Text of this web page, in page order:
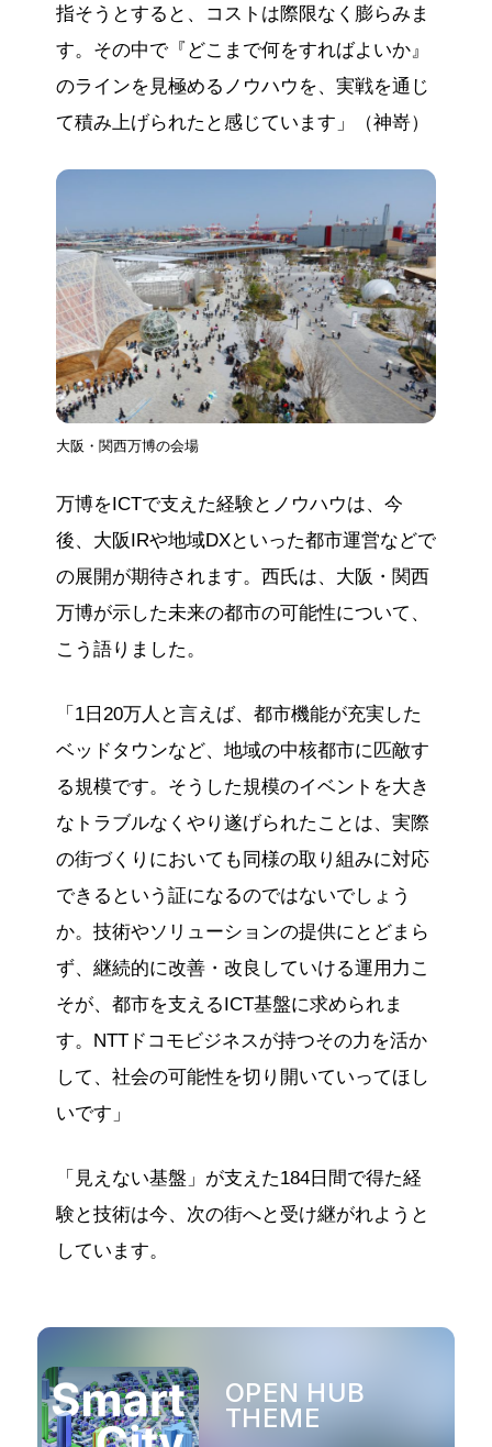
指そうとすると、コストは際限なく膨らみま
す。その中で『どこまで何をすればよいか』
のラインを見極めるノウハウを、実戦を通じ
て積み上げられたと感じています」（神嵜）
大阪・関西万博の会場
万博をICTで支えた経験とノウハウは、今
後、大阪IRや地域DXといった都市運営などで
の展開が期待されます。西氏は、大阪・関西
万博が示した未来の都市の可能性について、
こう語りました。
「1日20万人と言えば、都市機能が充実した
ベッドタウンなど、地域の中核都市に匹敵す
る規模です。そうした規模のイベントを大き
なトラブルなくやり遂げられたことは、実際
の街づくりにおいても同様の取り組みに対応
できるという証になるのではないでしょう
か。技術やソリューションの提供にとどまら
ず、継続的に改善・改良していける運用力こ
そが、都市を支えるICT基盤に求められま
す。NTTドコモビジネスが持つその力を活か
して、社会の可能性を切り開いていってほし
いです」
「見えない基盤」が支えた184日間で得た経
験と技術は今、次の街へと受け継がれようと
しています。
OPEN HUB
THEME